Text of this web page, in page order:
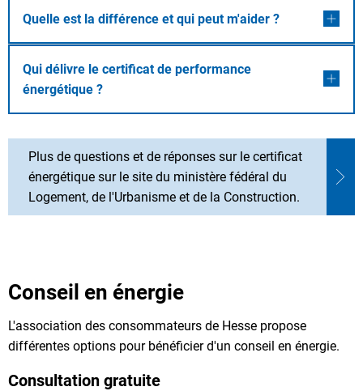
Quelle est la différence et qui peut m'aider ?
Qui délivre le certificat de performance
énergétique ?
Plus de questions et de réponses sur le certificat
énergétique sur le site du ministère fédéral du
Logement, de l'Urbanisme et de la Construction.
Conseil en énergie
L'association des consommateurs de Hesse propose
différentes options pour bénéficier d'un conseil en énergie.
Consultation gratuite